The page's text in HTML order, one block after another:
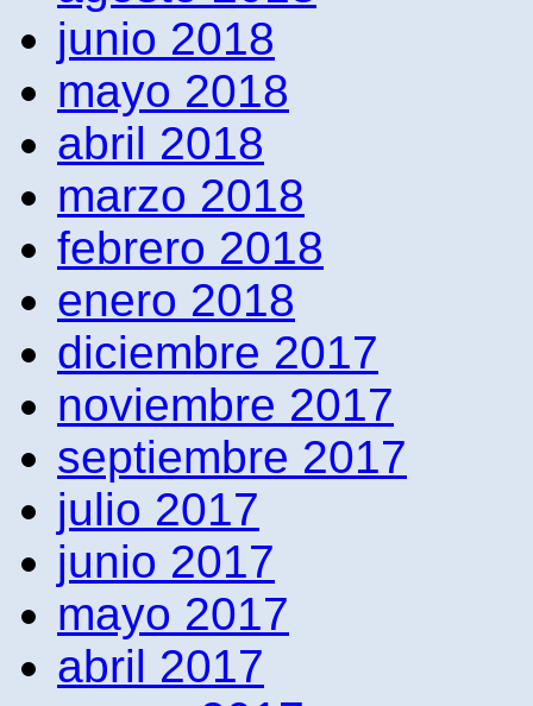
junio 2018
mayo 2018
abril 2018
marzo 2018
febrero 2018
enero 2018
diciembre 2017
noviembre 2017
septiembre 2017
julio 2017
junio 2017
mayo 2017
abril 2017